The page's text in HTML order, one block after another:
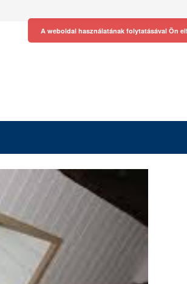
A weboldal használatának folytatásával Ön